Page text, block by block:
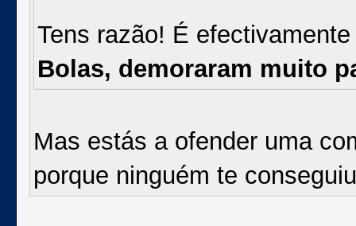
Tens razão! É
Bolas, demoraram muito
Mas estás a ofender uma
porque ninguém te